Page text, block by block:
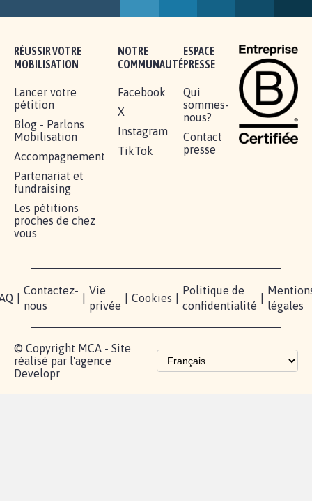
Je signe
AGRESSION DE MON FILS THÉO :
SOYONS TOUS MOBILISÉS...
16.845 signatures
RÉUSSIR VOTRE
Lancer votre
pétition
Blog - Parlons
NOTRE
Facebook
ESPACE
Qui
sommes-